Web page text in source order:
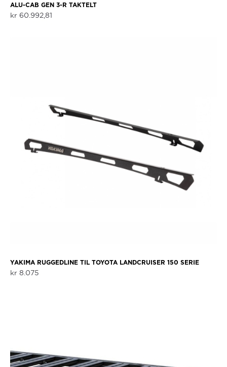
ALU-CAB GEN 3-R TAKTELT
kr60.992,81
YAKIMA RUGGEDLINE TIL TOYOTA LANDCRUISER 150 SERIE
kr8.075